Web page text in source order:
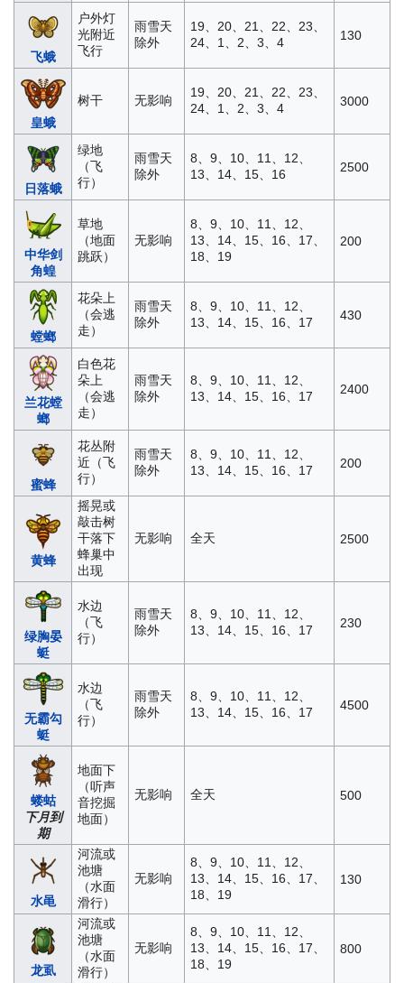
飞蛾
户外灯
光附近
飞行
雨雪天
除外
19、20、21、22、23、
24、1、2、3、4
130
皇蛾
树干 无影响
19、20、21、22、23、
24、1、2、3、4
3000
日落蛾
绿地
（飞
行）
雨雪天
除外
8、9、10、11、12、
13、14、15、16
2500
中华剑
角蝗
草地
（地面
跳跃）
无影响
8、9、10、11、12、
13、14、15、16、17、
18、19
200
螳螂
花朵上
（会逃
走）
雨雪天
除外
8、9、10、11、12、
13、14、15、16、17
430
兰花螳
螂
白色花
朵上
（会逃
走）
雨雪天
除外
8、9、10、11、12、
13、14、15、16、17
2400
蜜蜂
花丛附
近（飞
行）
雨雪天
除外
8、9、10、11、12、
13、14、15、16、17
200
黄蜂
摇晃或
敲击树
干落下
蜂巢中
出现
无影响 全天 2500
绿胸晏
蜓
水边
（飞
行）
雨雪天
除外
8、9、10、11、12、
13、14、15、16、17
230
无霸勾
蜓
水边
（飞
行）
雨雪天
除外
8、9、10、11、12、
13、14、15、16、17
4500
蝼蛄
下月到
期
地面下
（听声
音挖掘
地面）
无影响 全天 500
水黾
河流或
池塘
（水面
滑行）
无影响
8、9、10、11、12、
13、14、15、16、17、
18、19
130
龙虱
河流或
池塘
（水面
滑行）
无影响
8、9、10、11、12、
13、14、15、16、17、
18、19
800